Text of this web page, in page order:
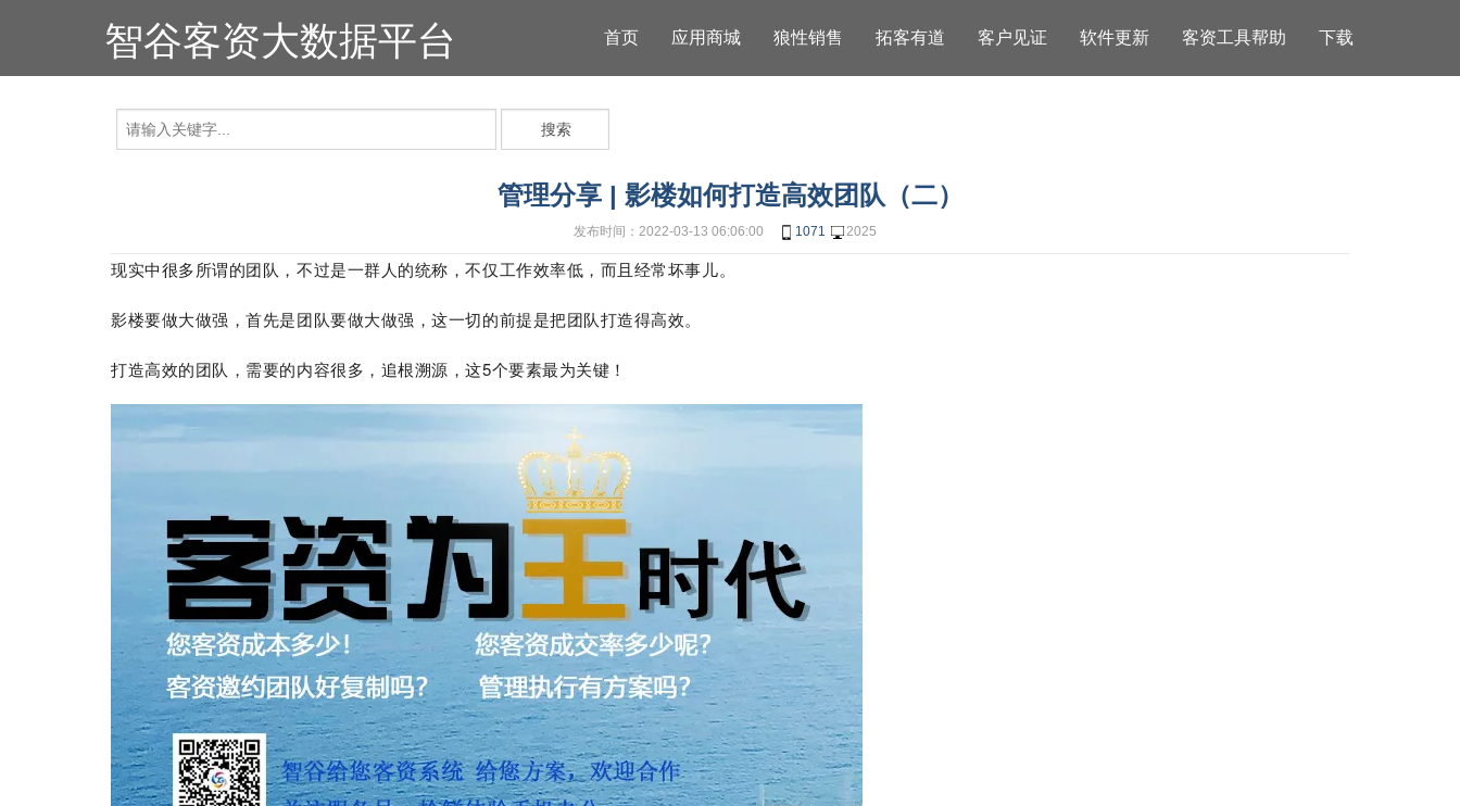
智谷客资大数据平台 首页 应用商城 狼性销售 拓客有道 客户见证 软件更新 客资工具帮助 下载
搜索
管理分享 | 影楼如何打造高效团队（二）
发布时间：2022-03-13 06:06:00 1071 2025
现实中很多所谓的团队，不过是一群人的统称，不仅工作效率低，而且经常坏事儿。
影楼要做大做强，首先是团队要做大做强，这一切的前提是把团队打造得高效。
打造高效的团队，需要的内容很多，追根溯源，这5个要素最为关键！